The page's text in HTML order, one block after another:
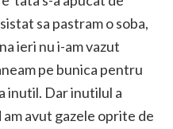
sa pastram o soba,
ieri nu i-am vazut
pe bunica pentru
inutil. Dar inutilul a
avut gazele oprite de